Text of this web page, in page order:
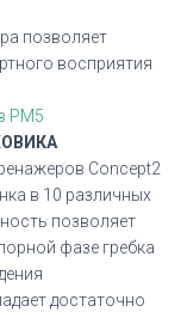
позволяет
восприятия
PM5
Concept2
в 10 различных
позволяет
фазе гребка
достаточно